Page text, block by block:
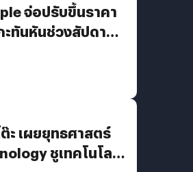
จ่อปรับขึ้นราคา
ะทันหันช่วงสัปดาห์ที่
ต๊ะ เผยยุทธศาสตร์
ชูเทคโนโลยี